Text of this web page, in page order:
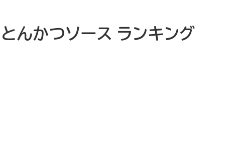
とんかつソース ランキング